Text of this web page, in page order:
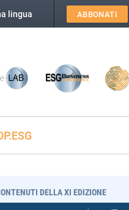
lingua ABBONATI
DELLA XI EDIZIONE